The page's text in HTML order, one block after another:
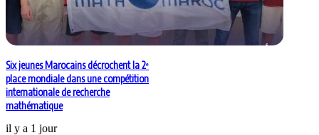
Six jeunes Marocains décrochent la 2ᵉ
place mondiale dans une compétition
internationale de recherche
mathématique
il y a 1 jour